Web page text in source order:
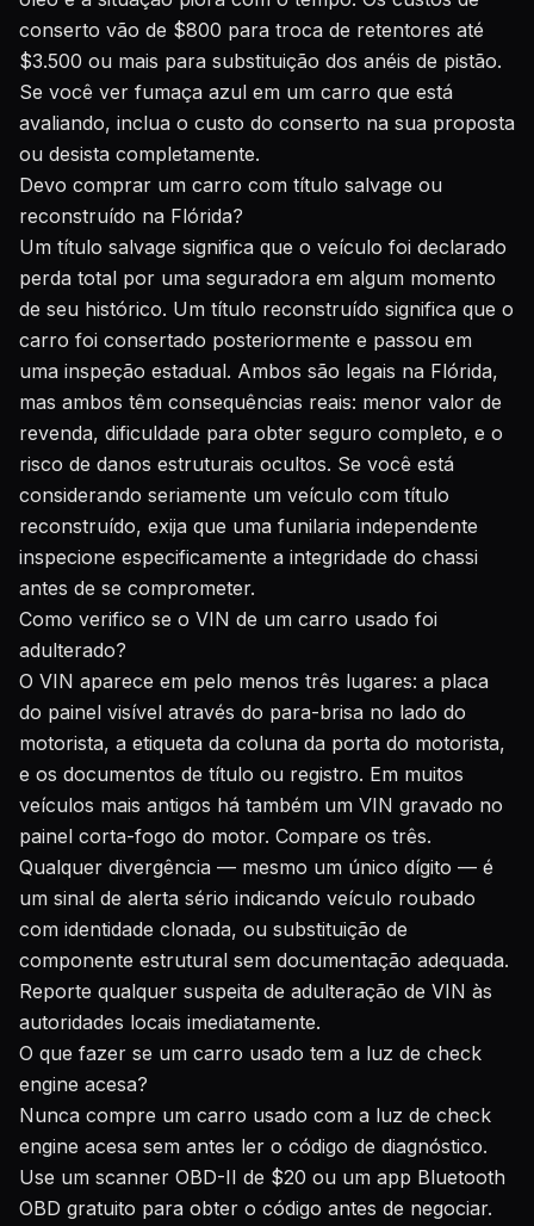
conserto vão de $800 para troca de retentores até
$3.500 ou mais para substituição dos anéis de pistão.
Se você ver fumaça azul em um carro que está
avaliando, inclua o custo do conserto na sua proposta
ou desista completamente.
Devo comprar um carro com título salvage ou
reconstruído na Flórida?
Um título salvage significa que o veículo foi declarado
perda total por uma seguradora em algum momento
de seu histórico. Um título reconstruído significa que o
carro foi consertado posteriormente e passou em
uma inspeção estadual. Ambos são legais na Flórida,
mas ambos têm consequências reais: menor valor de
revenda, dificuldade para obter seguro completo, e o
risco de danos estruturais ocultos. Se você está
considerando seriamente um veículo com título
reconstruído, exija que uma funilaria independente
inspecione especificamente a integridade do chassi
antes de se comprometer.
Como verifico se o VIN de um carro usado foi
adulterado?
O VIN aparece em pelo menos três lugares: a placa
do painel visível através do para-brisa no lado do
motorista, a etiqueta da coluna da porta do motorista,
e os documentos de título ou registro. Em muitos
veículos mais antigos há também um VIN gravado no
painel corta-fogo do motor. Compare os três.
Qualquer divergência — mesmo um único dígito — é
um sinal de alerta sério indicando veículo roubado
com identidade clonada, ou substituição de
componente estrutural sem documentação adequada.
Reporte qualquer suspeita de adulteração de VIN às
autoridades locais imediatamente.
O que fazer se um carro usado tem a luz de check
engine acesa?
Nunca compre um carro usado com a luz de check
engine acesa sem antes ler o código de diagnóstico.
Use um scanner OBD-II de $20 ou um app Bluetooth
OBD gratuito para obter o código antes de negociar.